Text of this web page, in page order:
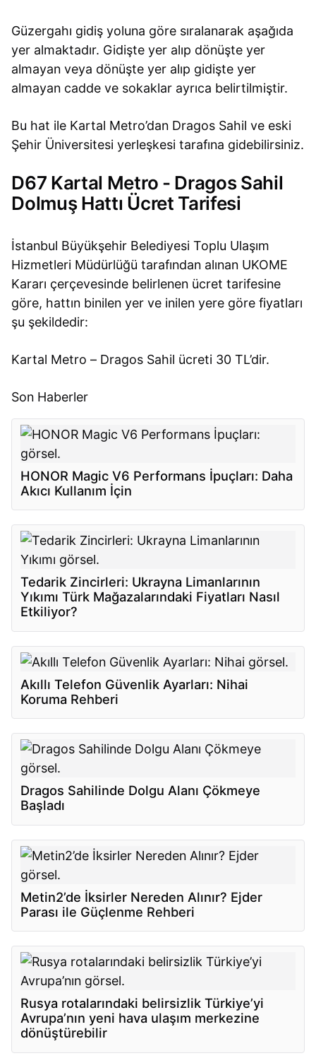
Güzergahı gidiş yoluna göre sıralanarak aşağıda
yer almaktadır. Gidişte yer alıp dönüşte yer
almayan veya dönüşte yer alıp gidişte yer
almayan cadde ve sokaklar ayrıca belirtilmiştir.
Bu hat ile Kartal Metro’dan Dragos Sahil ve eski
Şehir Üniversitesi yerleşkesi tarafına gidebilirsiniz.
D67 Kartal Metro - Dragos Sahil
Dolmuş Hattı Ücret Tarifesi
İstanbul Büyükşehir Belediyesi Toplu Ulaşım
Hizmetleri Müdürlüğü tarafından alınan UKOME
Kararı çerçevesinde belirlenen ücret tarifesine
göre, hattın binilen yer ve inilen yere göre fiyatları
şu şekildedir:
Kartal Metro – Dragos Sahil ücreti 30 TL’dir.
Son Haberler
HONOR Magic V6 Performans İpuçları: Daha
Akıcı Kullanım İçin
Tedarik Zincirleri: Ukrayna Limanlarının
Yıkımı Türk Mağazalarındaki Fiyatları Nasıl
Etkiliyor?
Akıllı Telefon Güvenlik Ayarları: Nihai
Koruma Rehberi
Dragos Sahilinde Dolgu Alanı Çökmeye
Başladı
Metin2’de İksirler Nereden Alınır? Ejder
Parası ile Güçlenme Rehberi
Rusya rotalarındaki belirsizlik Türkiye’yi
Avrupa’nın yeni hava ulaşım merkezine
dönüştürebilir